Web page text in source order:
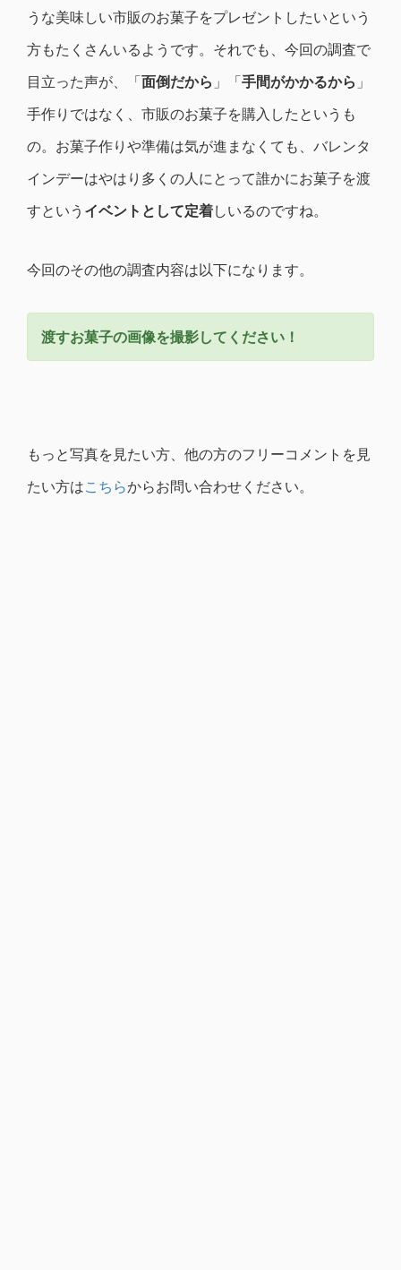
うな美味しい市販のお菓子をプレゼントしたいという
方もたくさんいるようです。それでも、今回の調査で
目立った声が、「面倒だから 」「手間がかかるから 」
手作りではなく、市販のお菓子を購入したというも
の。お菓子作りや準備は気が進まなくても、バレンタ
インデーはやはり多くの人にとって誰かにお菓子を渡
すという イベントとして定着しいるのですね。
今回のその他の調査内容は以下になります。
渡すお菓子の画像を撮影してください！
もっと写真を見たい方、他の方のフリーコメントを見
たい方はこちらからお問い合わせください。